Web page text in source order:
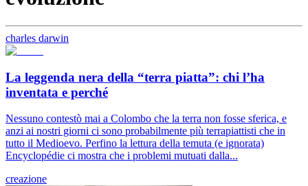
charles darwin
La leggenda nera della “terra piatta”: chi l’ha
inventata e perché
Nessuno contestò mai a Colombo che la terra non fosse sferica, e
anzi ai nostri giorni ci sono probabilmente più terrapiattisti che in
tutto il Medioevo. Perfino la lettura della temuta (e ignorata)
Encyclopédie ci mostra che i problemi mutuati dalla...
creazione